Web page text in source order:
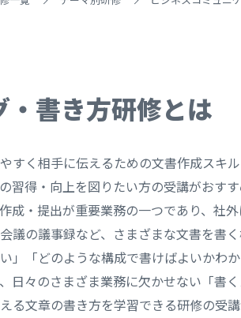
・書き方研修とは
すく相手に伝えるための文書作成スキ
習得・向上を図りたい方の受講がおすす
成・提出が重要業務の一つであり、社
議の議事録など、さまざまな文書を書
」「どのような構成で書けばよいかわ
日々のさまざま業務に欠かせない「書
る文章の書き方を学習できる研修の受講